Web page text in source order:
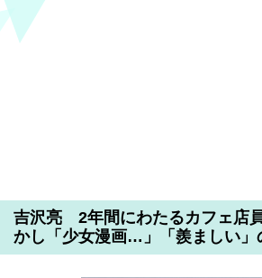
吉沢亮 2年間にわたるカフェ店
かし「少女漫画…」「羨ましい」